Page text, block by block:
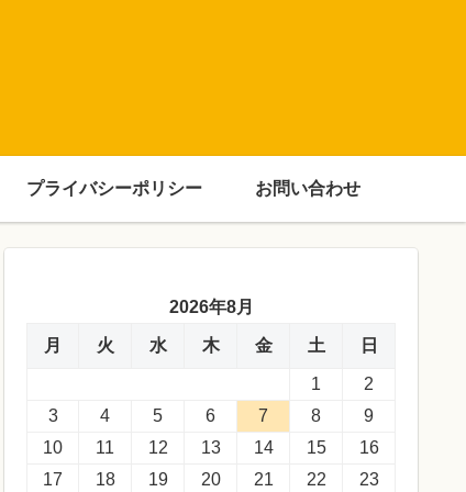
プライバシーポリシー お問い合わせ
2026年8月
月 火 水 木 金 土 日
1
2
3
4 5 6 7 8
9
10
11 12 13 14 15
16
17
18 19 20 21 22
23